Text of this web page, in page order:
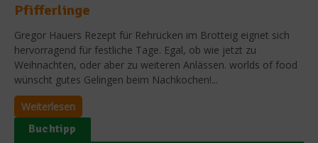
Pfifferlinge
Gregor Hauers Rezept für Rehrücken im Brotteig eignet sich
hervorragend für festliche Tage. Egal, ob wie jetzt zu
Weihnachten, oder aber zu weiteren Anlässen. worlds of food
wünscht gutes Gelingen beim Nachkochen!...
Weiterlesen
Buchtipp